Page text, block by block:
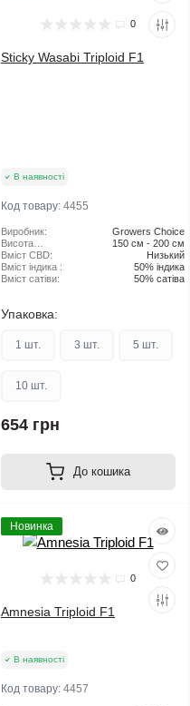
0
Sticky Wasabi Triploid F1
В наявності
Код товару: 4455
Виробник:
Growers Choice
Висота
рослини:
150 см - 200 см
Вміст CBD:
Низький
Вміст індика :
50% індика
Вміст сатіви:
50% сатіва
Упаковка:
1 шт. 3 шт. 5 шт.
10 шт.
654 грн
До кошика
Новинка
0
Amnesia Triploid F1
В наявності
Код товару: 4457